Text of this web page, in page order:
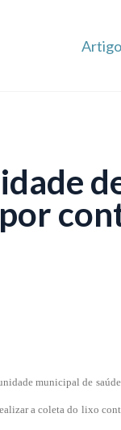
municipal de
a coleta do lixo